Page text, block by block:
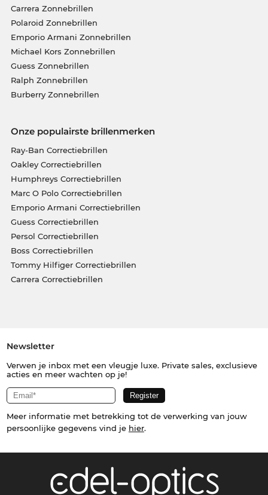
Carrera Zonnebrillen
Polaroid Zonnebrillen
Emporio Armani Zonnebrillen
Michael Kors Zonnebrillen
Guess Zonnebrillen
Ralph Zonnebrillen
Burberry Zonnebrillen
Onze populairste brillenmerken
Ray-Ban Correctiebrillen
Oakley Correctiebrillen
Humphreys Correctiebrillen
Marc O Polo Correctiebrillen
Emporio Armani Correctiebrillen
Guess Correctiebrillen
Persol Correctiebrillen
Boss Correctiebrillen
Tommy Hilfiger Correctiebrillen
Carrera Correctiebrillen
Newsletter
Verwen je inbox met een vleugje luxe. Private sales, exclusieve
acties en meer wachten op je!
Meer informatie met betrekking tot de verwerking van jouw
persoonlijke gegevens vind je hier.